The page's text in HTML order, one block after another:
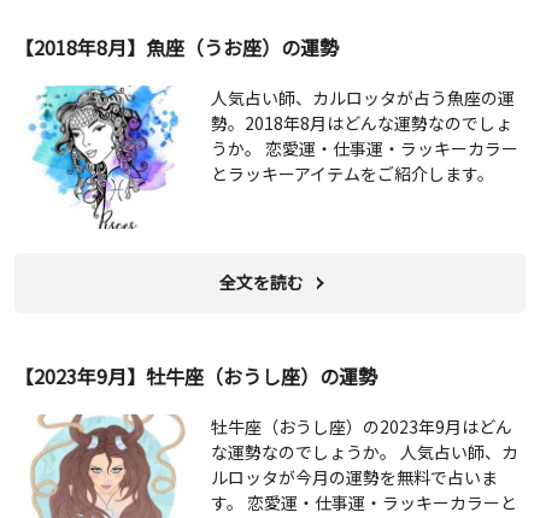
【2018年8月】魚座（うお座）の運勢
人気占い師、カルロッタが占う魚座の運
勢。2018年8月はどんな運勢なのでしょ
うか。 恋愛運・仕事運・ラッキーカラー
とラッキーアイテムをご紹介します。
全文を読む
【2023年9月】牡牛座（おうし座）の運勢
牡牛座（おうし座）の2023年9月はどん
な運勢なのでしょうか。 人気占い師、カ
ルロッタが今月の運勢を無料で占いま
す。 恋愛運・仕事運・ラッキーカラーと